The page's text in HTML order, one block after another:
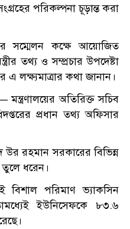
পরিকল্পনা চূড়ান্ত করা
সম্মেলন কক্ষে আয়োজিত
তথ্য ও সম্প্রচার উপদেষ্টা
লক্ষ্যমাত্রার কথা জানান।
অতিরিক্ত সচিব
প্রধান তথ্য অফিসার
উর রহমান সরকারের বিভিন্ন
তুলে ধরেন।
বিশাল পরিমাণ ভ্যাকসিন
ইউনিসেফকে ৮৩.৬